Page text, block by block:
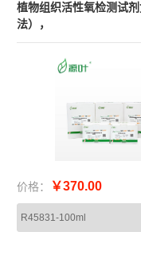
植物组织活性氧检测试
法），
价格： ￥370.00